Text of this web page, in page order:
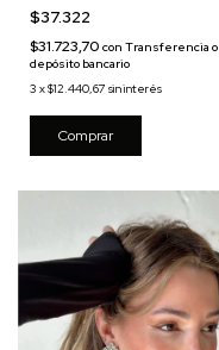
$37.322
$31.723,70 con Transferencia o
depósito bancario
3 x$12.440,67 sin interés